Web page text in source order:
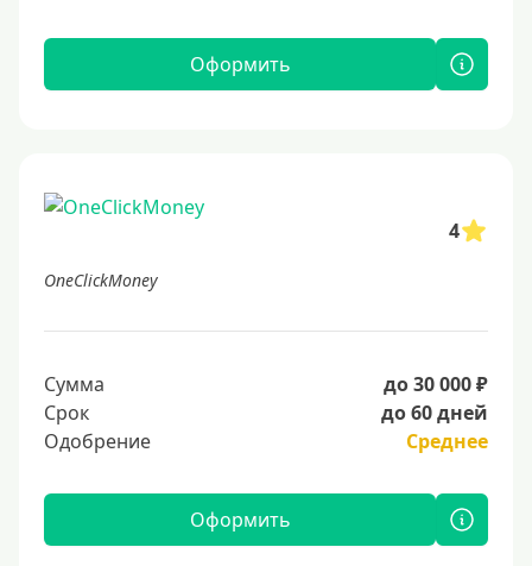
Оформить
4
OneClickMoney
Сумма
до 30 000 ₽
Срок
до 60 дней
Одобрение
Среднее
Оформить